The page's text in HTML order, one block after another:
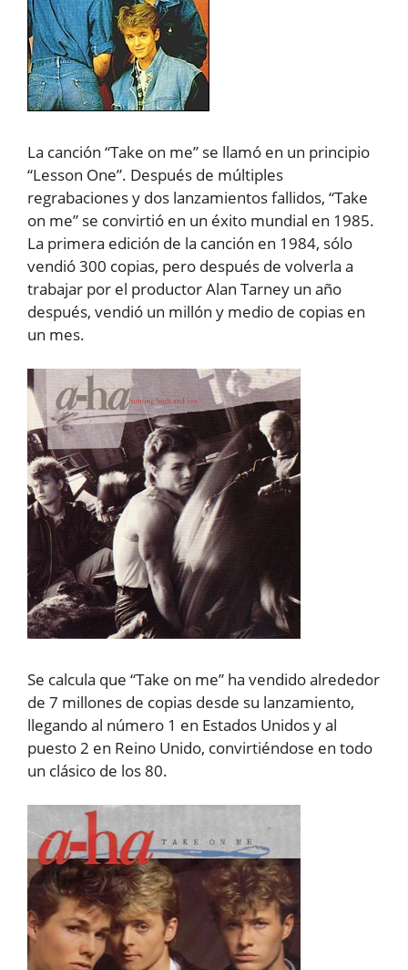
La canción “Take on me” se llamó en un principio
“Lesson One”. Después de múltiples
regrabaciones y dos lanzamientos fallidos, “Take
on me” se convirtió en un éxito mundial en 1985.
La primera edición de la canción en 1984, sólo
vendió 300 copias, pero después de volverla a
trabajar por el productor Alan Tarney un año
después, vendió un millón y medio de copias en
un mes.
Se calcula que “Take on me” ha vendido alrededor
de 7 millones de copias desde su lanzamiento,
llegando al número 1 en Estados Unidos y al
puesto 2 en Reino Unido, convirtiéndose en todo
un clásico de los 80.